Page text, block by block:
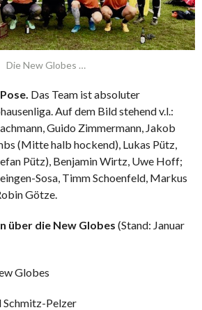
Die New Globes …
Das Team ist absoluter
Auf dem Bild stehend v.l.:
Guido Zimmermann, Jakob
(Mitte halb hockend), Lukas Pütz,
Pütz), Benjamin Wirtz, Uwe Hoff;
Sosa, Timm Schoenfeld, Markus
Götze.
über die New Globes (Stand: Januar
Globes
Schmitz-Pelzer